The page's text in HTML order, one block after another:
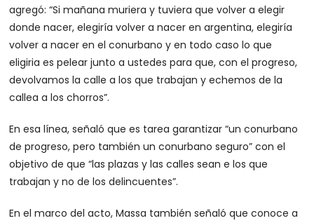
agregó: “Si mañana muriera y tuviera que volver a elegir
donde nacer, elegiría volver a nacer en argentina, elegiría
volver a nacer en el conurbano y en todo caso lo que
eligiria es pelear junto a ustedes para que, con el progreso,
devolvamos la calle a los que trabajan y echemos de la
callea a los chorros”.
En esa línea, señaló que es tarea garantizar “un conurbano
de progreso, pero también un conurbano seguro” con el
objetivo de que “las plazas y las calles sean e los que
trabajan y no de los delincuentes”.
En el marco del acto, Massa también señaló que conoce a